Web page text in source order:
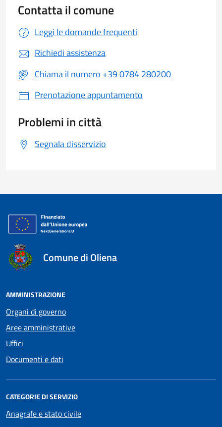
Contatta il comune
Leggi le domande frequenti
Richiedi assistenza
Chiama il numero +39 0784 280200
Prenotazione appuntamento
Problemi in città
Segnala disservizio
Comune di Oliena
AMMINISTRAZIONE
Organi di governo
Aree amministrative
Uffici
Documenti e dati
CATEGORIE DI SERVIZIO
Anagrafe e stato civile